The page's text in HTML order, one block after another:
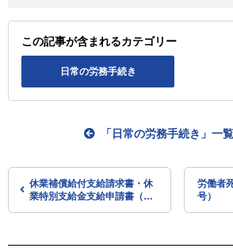
この記事が含まれるカテゴリー
日常の労務手続き
休業補償給付支給請求書・休
業特別支給金支給申請書（様
「日常の労務手続き」一
労働者
号）